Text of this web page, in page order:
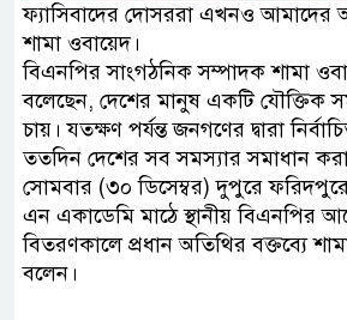
ফ্যাসিবাদের দোসররা এখনও আমাদের
শামা ওবায়েদ।
বিএনপির সাংগঠনিক সম্পাদক শামা
বলেছেন, দেশের মানুষ একটি যৌক্তিক
চায়। যতক্ষণ পর্যন্ত জনগণের দ্বারা
ততদিন দেশের সব সমস্যার সমাধান
সোমবার (৩০ ডিসেম্বর) দুপুরে
এন একাডেমি মাঠে স্থানীয় বিএনপির
বিতরণকালে প্রধান অতিথির বক্তব্যে
বলেন।